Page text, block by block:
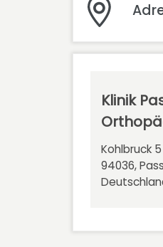
Klinik
Kohlbruck 5
94036,